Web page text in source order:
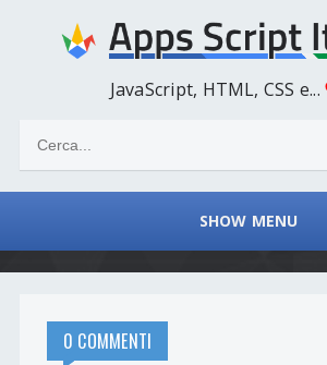
JavaScript, HTML, CSS e...
SHOW MENU
0 COMMENTI